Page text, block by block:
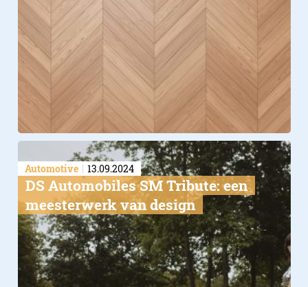
Automotive 13.09.2024
DS Automobiles SM Tribute: een
meesterwerk van design